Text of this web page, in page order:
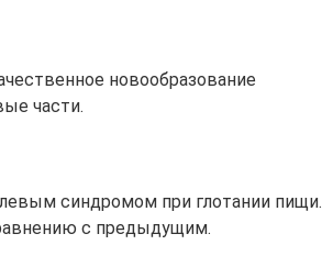
новообразование
части.
синдромом при глотании пищи.
с предыдущим.